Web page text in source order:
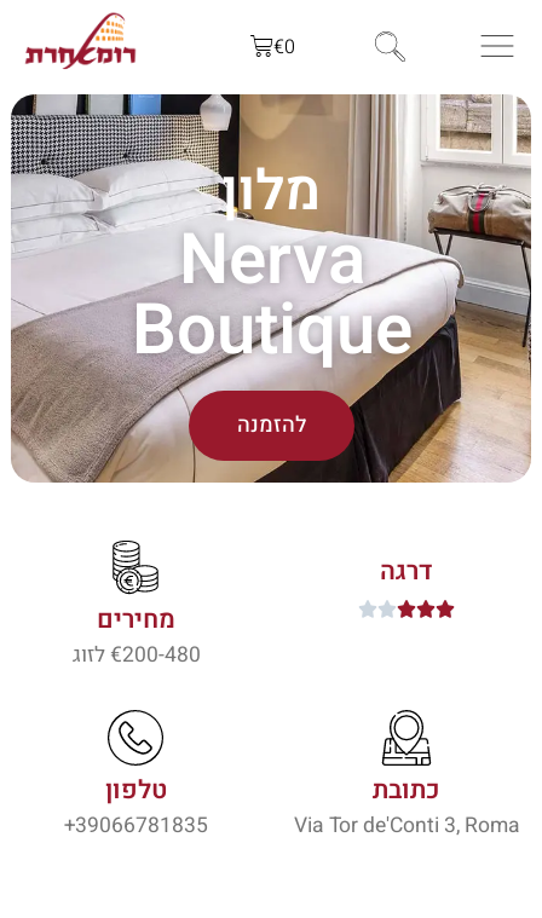
€0
מלון
Nerva
Boutique
להזמנה
דרגה




 מחירים
200-480€ לזוג
כתובת
Via Tor de'Conti 3, Roma
טלפון
39066781835+